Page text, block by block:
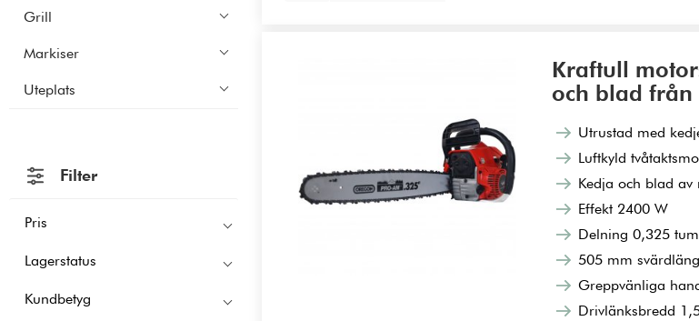
Grill
Markiser
Uteplats
Filter
Pris
Lagerstatus
Kundbetyg
Kraftull
och blad
Utrustad med
Luftkyld
Kedja och blad
Effekt 2400 W
Delning 0,325 tum
505 mm
Greppvänliga
Drivlänksbredd